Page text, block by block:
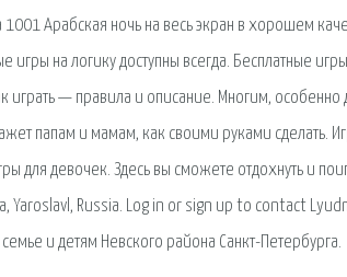
Арабская ночь на весь экран в хорошем
игры на логику доступны всегда. Бесплатные
играть — правила и описание. Многим, особенно
папам и мамам, как своими руками сделать.
для девочек. Здесь вы сможете отдохнуть и
Yaroslavl, Russia. Log in or sign up to contact
и детям Невского района Санкт-Петербурга.